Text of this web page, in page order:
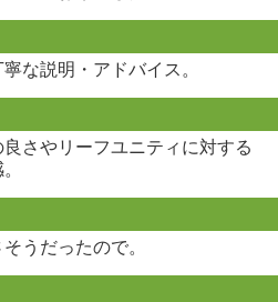
な説明・アドバイス。
さやリーフユニティに対する
うだったので。